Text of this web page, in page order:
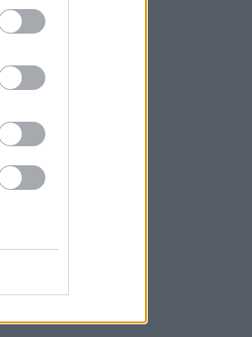
Μπήτρος: Τροποποιήθηκε η συμφωνία
εξυγίανσης θυγατρικής
Ρωσικές επιθέσεις σε πετρελαϊκές
εγκαταστάσεις της Naftogaz στο
Εβδομαδιαία άνοδος 1,76% στο ΧΑ -
Νέα υπεραπόδοση στις τράπεζες